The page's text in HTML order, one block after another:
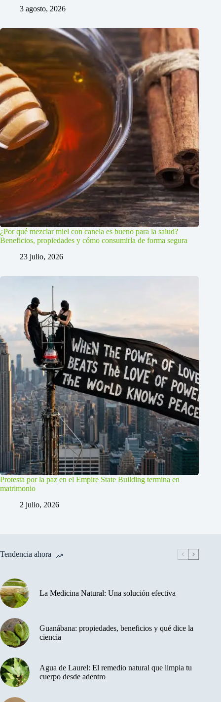
3 agosto, 2026
¿Por qué mezclar miel con canela es bueno para la salud?
Beneficios, propiedades y cómo consumirla de forma segura
23 julio, 2026
Protesta por la paz en el Empire State Building termina en
matrimonio
2 julio, 2026
Tendencia ahora
La Medicina Natural: Una solución efectiva
Guanábana: propiedades, beneficios y qué dice la
ciencia
Agua de Laurel: El remedio natural que limpia tu
cuerpo desde adentro